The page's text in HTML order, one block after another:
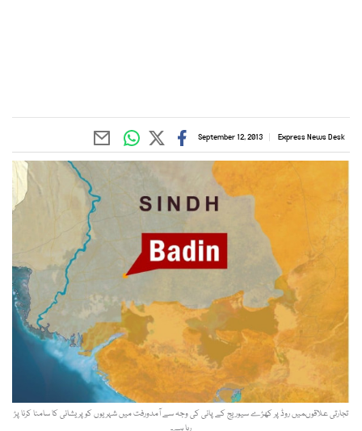
Express News Desk
September 12, 2013
تجارتی علاقوںمیں روڈ پر کھڑے سیوریج کے پانی کی وجہ سے آمدورفت میں شہریوں کو پریشانی کا سامنا کرنا پڑ